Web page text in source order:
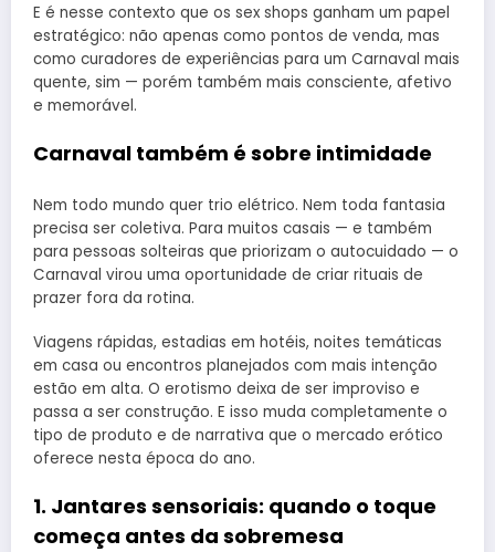
E é nesse contexto que os sex shops ganham um papel
estratégico: não apenas como pontos de venda, mas
como curadores de experiências para um Carnaval mais
quente, sim — porém também mais consciente, afetivo
e memorável.
Carnaval também é sobre intimidade
Nem todo mundo quer trio elétrico. Nem toda fantasia
precisa ser coletiva. Para muitos casais — e também
para pessoas solteiras que priorizam o autocuidado — o
Carnaval virou uma oportunidade de criar rituais de
prazer fora da rotina.
Viagens rápidas, estadias em hotéis, noites temáticas
em casa ou encontros planejados com mais intenção
estão em alta. O erotismo deixa de ser improviso e
passa a ser construção. E isso muda completamente o
tipo de produto e de narrativa que o mercado erótico
oferece nesta época do ano.
1. Jantares sensoriais: quando o toque
começa antes da sobremesa